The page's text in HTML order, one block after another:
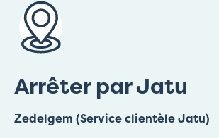
Arrêter par Jatu
Zedelgem (Service clientèle Jatu)